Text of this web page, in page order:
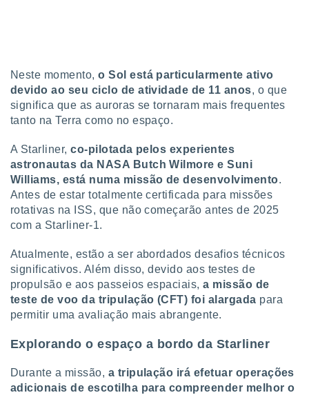
qualquer
em “
na
o
de
ou aceder
num
para
utilizar
criar
Neste momento,o Sol está particularmente ativo
devido ao seu ciclo de atividade de 11 anos, o que
significa que as auroras se tornaram mais frequentes
tanto na Terra como no espaço.
A Starliner,co-pilotada pelos experientes
astronautas da NASA Butch Wilmore e Suni
Williams, está numa missão de desenvolvimento.
Antes de estar totalmente certificada para missões
rotativas na ISS, que não começarão antes de 2025
com a Starliner-1.
Atualmente, estão a ser abordados desafios técnicos
significativos. Além disso, devido aos testes de
propulsão e aos passeios espaciais,a missão de
teste de voo da tripulação (CFT) foi alargada para
permitir uma avaliação mais abrangente.
Explorando o espaço a bordo da Starliner
Durante a missão, a tripulação irá efetuar operações
adicionais de escotilha para compreender melhor o